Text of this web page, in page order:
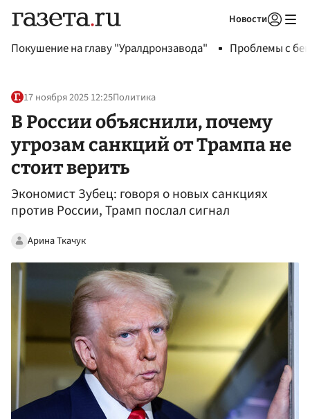
Новости
Покушение на главу "Уралдронзавода" Проблемы с
17 ноября 2025 12:25Политика
В России объяснили, почему
угрозам санкций от Трампа не
стоит верить
Экономист Зубец: говоря о новых санкциях
против России, Трамп послал сигнал
Арина Ткачук